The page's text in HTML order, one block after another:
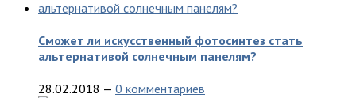
Сможет ли искусственный фотосинтез стать
альтернативой солнечным панелям?
28.02.2018 — 0 комментариев